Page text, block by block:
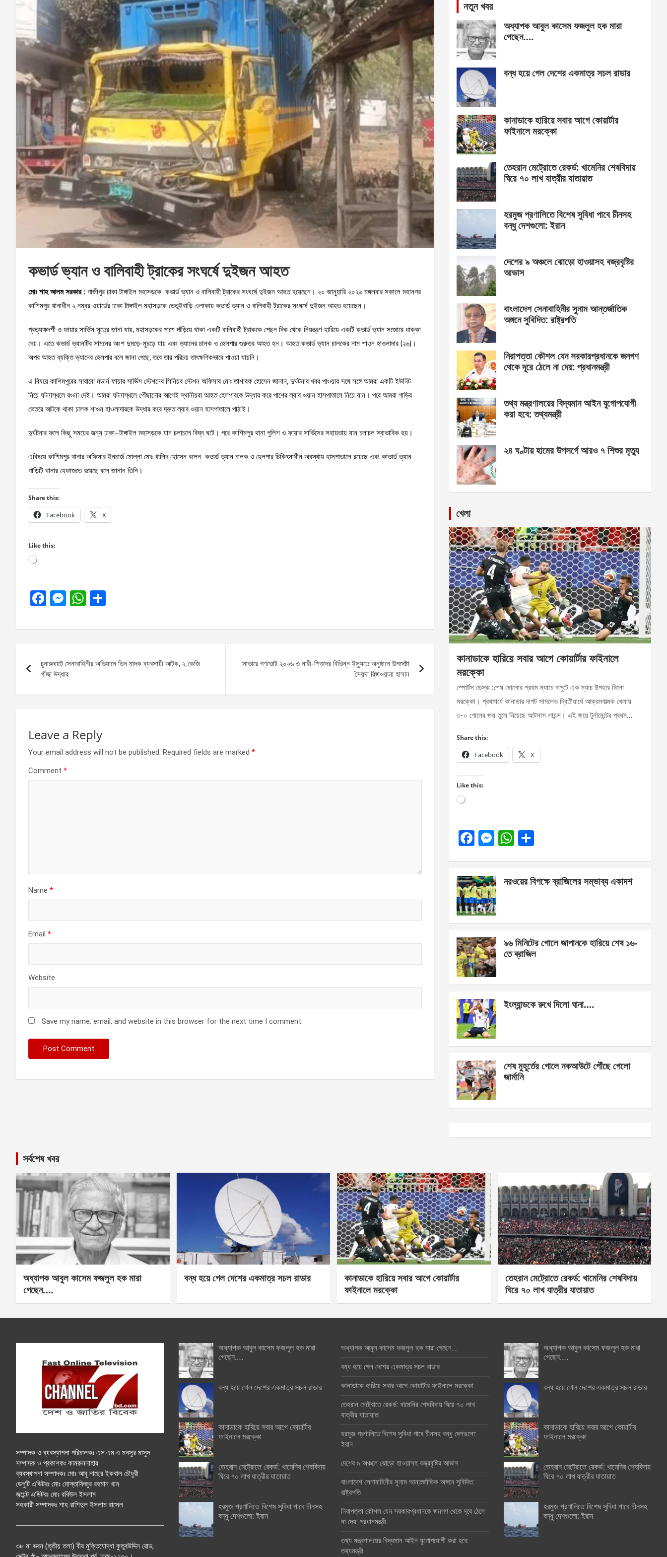
কভার্ড ভ্যান ও বালিবাহী ট্রাকের সংঘর্ষে দুইজন আহত
মোঃ শাহ আলম সরকার : গাজীপুর ঢাকা টাঙ্গাইল মহাসড়কে কভার্ড ভ্যান ও বালিবাহী ট্রাকের সংঘর্ষে দুইজন আহত হয়েছেন। ২০ জানুয়ারি ২০২৬ মঙ্গলবার সকালে মহানগর
কাশিমপুর থানাধীন ২ নম্বর ওয়ার্ডের ঢাকা টাঙ্গাইল মহাসড়কে তেতুইবাড়ি এলাকায় কভার্ড ভ্যান ও বালিবাহী ট্রাকের সংঘর্ষে দুইজন আহত হয়েছেন।
প্রত্যক্ষদর্শী ও ফায়ার সার্ভিস সূত্রে জানা যায়, মহাসড়কের পাশে দাঁড়িয়ে থাকা একটি বালিবাহী ট্রাককে পেছন দিক থেকে নিয়ন্ত্রণ হারিয়ে একটি কভার্ড ভ্যান সজোরে ধাক্কা
দেয়। এতে কভার্ড ভ্যানটির সামনের অংশ দুমড়ে-মুচড়ে যায় এবং ভ্যানের চালক ও হেলপার গুরুতর আহত হন। আহত কভার্ড ভ্যান চালকের নাম শাওন হাওলাদার (২৬)।
অপর আহত ব্যক্তি ভ্যানের হেলপার বলে জানা গেছে, তবে তার পরিচয় তাৎক্ষণিকভাবে পাওয়া যায়নি।
এ বিষয়ে কাশিমপুরের সারাবো মডার্ন ফায়ার সার্ভিস স্টেশনের সিনিয়র স্টেশন অফিসার মোঃ তাশারফ হোসেন জানান, দুর্ঘটনার খবর পাওয়ার সঙ্গে সঙ্গে আমরা একটি ইউনিট
নিয়ে ঘটনাস্থলে রওনা দেই। আমরা ঘটনাস্থলে পৌঁছানোর আগেই স্থানীয়রা আহত হেলপারকে উদ্ধার করে পাশের ল্যাব ওয়ান হাসপাতালে নিয়ে যান। পরে আমরা গাড়ির
ভেতরে আটকে থাকা চালক শাওন হাওলাদারকে উদ্ধার করে দ্রুত ল্যাব ওয়ান হাসপাতালে পাঠাই।
দুর্ঘটনার ফলে কিছু সময়ের জন্য ঢাকা–টাঙ্গাইল মহাসড়কে যান চলাচলে বিঘ্ন ঘটে। পরে কাশিমপুর থানা পুলিশ ও ফায়ার সার্ভিসের সহায়তায় যান চলাচল স্বাভাবিক হয়।
এবিষয়ে কাশিমপুর থানার অফিসার ইনচার্জ মোল্লা মোঃ খালিদ হোসেন বলেন কভার্ড ভ্যান চালক ও হেলপার চিকিৎসাধীন অবস্থায় হাসপাতালে রয়েছে এবং কাভার্ড ভ্যান
গাড়িটি থানার হেফাজতে রয়েছে বলে জানান তিনি।
Share this:
Facebook X
Like this:
Loading…
F
ce
o
o
k
M
se
g
er
W
at
A
p
ar
navigation
চুনারুঘাটে সেনাবাহিনীর অভিযানে তিন মাদক ব্যবসায়ী আটক, ২ কেজি
গাঁজা উদ্ধার
সাভারে গণভোট ২০২৬ ও নারী-শিশুদের বিভিন্ন ইস্যুতে অনুষ্ঠানে উপদেষ্টা
সৈয়দা রিজওয়ানা হাসান
Leave a Reply
Your email address will not be published. Required fields are marked *
Comment *
Name *
Email *
Website
Save my name, email, and website in this browser for the next time I comment.
নতুন খবর
অধ্যাপক আবুল কাসেম ফজলুল হক মারা
গেছেন….
বন্ধ হয়ে গেল দেশের একমাত্র সচল রাডার
কানাডাকে হারিয়ে সবার আগে কোয়ার্টার
ফাইনালে মরক্কো
তেহরান মেট্রোতে রেকর্ড: খামেনির শেষবিদায়
ঘিরে ৭০ লাখ যাত্রীর যাতায়াত
হরমুজ প্রণালিতে বিশেষ সুবিধা পাবে চীনসহ
বন্ধু দেশগুলো: ইরান
দেশের ৯ অঞ্চলে ঝোড়ো হাওয়াসহ বজ্রবৃষ্টির
আভাস
বাংলাদেশ সেনাবাহিনীর সুনাম আন্তর্জাতিক
অঙ্গনে সুবিদিত: রাষ্ট্রপতি
নিরাপত্তা কৌশল যেন সরকারপ্রধানকে জনগণ
থেকে দূরে ঠেলে না দেয়: প্রধানমন্ত্রী
তথ্য মন্ত্রণালয়ের বিদ্যমান আইন যুগোপযোগী
করা হবে: তথ্যমন্ত্রী
২৪ ঘণ্টায় হামের উপসর্গে আরও ৭ শিশুর মৃত্যু
খেলা
কানাডাকে হারিয়ে সবার আগে কোয়ার্টার ফাইনালে
মরক্কো
স্পোর্টস ডেস্ক :শেষ ষোলোর প্রথম ম্যাচে দাপুটে এক ম্যাচ উপহার দিলো
মরক্কো। প্রথমার্ধে কানাডার দাপট সামলেও দ্বিতীয়ার্ধে আক্রমণাত্মক খেলায়
৩-০ গোলের জয় তুলে নিয়েছে আটলাস লায়ন্স। এই জয়ে টুর্নামেন্টের প্রথম…
Share this:
Facebook X
Like this:
Loading…
F
b
o
o
k
M
n
g
er
W
s
e
নরওয়ের বিপক্ষে ব্রাজিলের সম্ভাব্য একাদশ
৯৬ মিনিটের গোলে জাপানকে হারিয়ে শেষ ১৬-
তে ব্রাজিল
ইংল্যান্ডকে রুখে দিলো ঘানা….
শেষ মুহূর্তের গোলে নকআউটে পৌঁছে গেলো
জার্মানি
সর্বশেষ খবর
অধ্যাপক আবুল কাসেম ফজলুল হক মারা
গেছেন….
বন্ধ হয়ে গেল দেশের একমাত্র সচল রাডার
কানাডাকে হারিয়ে সবার আগে কোয়ার্টার
ফাইনালে মরক্কো
তেহরান মেট্রোতে রেকর্ড: খামেনির শেষবিদায়
ঘিরে ৭০ লাখ যাত্রীর যাতায়াত
সম্পাদক ও ব্যবস্থাপনা পরিচালকঃ এস.এম.এ মনসুর মাসুদ
সম্পাদক ও প্রকাশকঃ কামরুননাহার
ব্যবস্থাপনা সম্পাদকঃ মোঃ আবু নাছের ইকবাল চৌধুরী
ডেপুটি এডিটরঃ মোঃ মোস্তাফিজুর রহমান খান
জয়েন্ট এডিটরঃ মোঃ রবিউল ইসলাম
সহকারী সম্পাদকঃ শাহ রাশিদুল ইসলাম রাসেল
৩৮ মা ভবন (তৃতীয় তলা) বীর মুক্তিযোদ্ধা কুতুবউদ্দিন রোড,
অধ্যাপক আবুল কাসেম ফজলুল হক মারা
গেছেন….
বন্ধ হয়ে গেল দেশের একমাত্র সচল রাডার
কানাডাকে হারিয়ে সবার আগে কোয়ার্টার
ফাইনালে মরক্কো
তেহরান মেট্রোতে রেকর্ড: খামেনির শেষবিদায়
ঘিরে ৭০ লাখ যাত্রীর যাতায়াত
হরমুজ প্রণালিতে বিশেষ সুবিধা পাবে চীনসহ
বন্ধু দেশগুলো: ইরান
অধ্যাপক আবুল কাসেম ফজলুল হক মারা গেছেন….
বন্ধ হয়ে গেল দেশের একমাত্র সচল রাডার
কানাডাকে হারিয়ে সবার আগে কোয়ার্টার ফাইনালে মরক্কো
তেহরান মেট্রোতে রেকর্ড: খামেনির শেষবিদায় ঘিরে ৭০ লাখ
যাত্রীর যাতায়াত
হরমুজ প্রণালিতে বিশেষ সুবিধা পাবে চীনসহ বন্ধু দেশগুলো:
ইরান
দেশের ৯ অঞ্চলে ঝোড়ো হাওয়াসহ বজ্রবৃষ্টির আভাস
বাংলাদেশ সেনাবাহিনীর সুনাম আন্তর্জাতিক অঙ্গনে সুবিদিত:
রাষ্ট্রপতি
নিরাপত্তা কৌশল যেন সরকারপ্রধানকে জনগণ থেকে দূরে ঠেলে
না দেয়: প্রধানমন্ত্রী
তথ্য মন্ত্রণালয়ের বিদ্যমান আইন যুগোপযোগী করা হবে:
তথ্যমন্ত্রী
অধ্যাপক আবুল কাসেম ফজলুল হক মারা
গেছেন….
বন্ধ হয়ে গেল দেশের একমাত্র সচল রাডার
কানাডাকে হারিয়ে সবার আগে কোয়ার্টার
ফাইনালে মরক্কো
তেহরান মেট্রোতে রেকর্ড: খামেনির শেষবিদায়
ঘিরে ৭০ লাখ যাত্রীর যাতায়াত
হরমুজ প্রণালিতে বিশেষ সুবিধা পাবে চীনসহ
বন্ধু দেশগুলো: ইরান